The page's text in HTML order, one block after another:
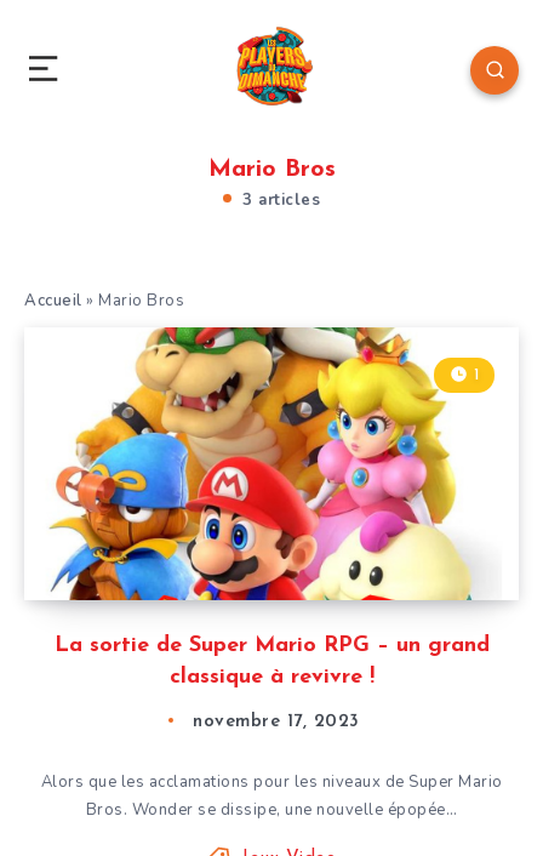
Mario Bros
3 articles
Accueil » Mario Bros
La sortie de Super Mario RPG – un grand
classique à revivre !
1
novembre 17, 2023
Alors que les acclamations pour les niveaux de Super Mario
Bros. Wonder se dissipe, une nouvelle épopée…